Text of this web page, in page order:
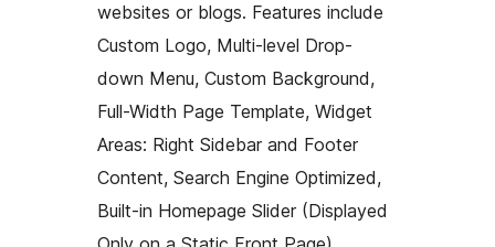
websites or blogs. Features include
Custom Logo, Multi-level Drop-
down Menu, Custom Background,
Full-Width Page Template, Widget
Areas: Right Sidebar and Footer
Content, Search Engine Optimized,
Built-in Homepage Slider (Displayed